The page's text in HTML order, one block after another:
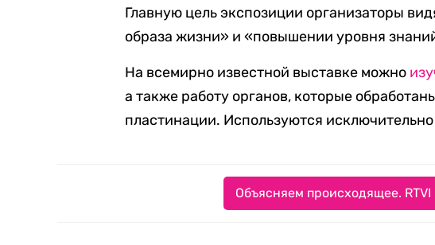
Главную цель экспозиции организаторы
образа жизни» и «повышении уровня
На всемирно известной выставке можно
а также работу органов, которые
пластинации. Используются
Объясняем происходящее. RTVI